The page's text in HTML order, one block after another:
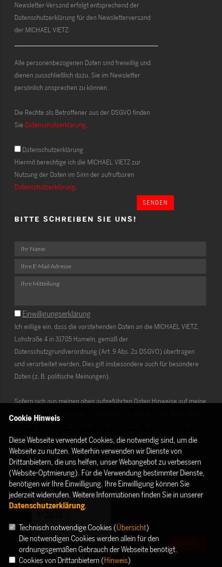
Newsletter-Versand erfolgt entsprechend der
Datenschutzerklärung für den Newsletterversand
der MICHAEL VIETZ.
Alle personenbezogenen Daten sind freiwillig und
dienen ausschließlich dazu, Sie im Newsletter
persönlich ansprechen zu können.
Die Rechte als Betroffener aus der DSGVO finden
Sie Datenschutzerklärung.
Datenschutzerklärung
Hiermit berechtige ich die MICHAEL VIETZ zur
Nutzung der Daten im Sinn der aufrufbaren
Datenschutzerklärung.
SENDEN
BITTE SCHREIBEN SIE UNS!
Einwilligungserklärung
Ich willige ein, dass die vorstehenden Daten an die MICHAEL VIETZ,
Lohstraße 4 in 31785 Hameln, gemäß der
Datenschutzgrundverordnung (Art. 9 Abs. 2a DSGVO) übertragen
und verarbeitet werden. Dies gilt insbesondere auch für besondere
Daten (z. B. politische Meinungen).
Sofern sich aus meinen oben aufgeführten Daten Hinweise auf meine
ethnische Herkunft, Religion, politische Einstellung oder Gesundheit
Die Rechte als Betroffener aus der DSGVO ( Datenschutzerklärung
habe ich gelesen und verstanden.
Cookie Hinweis
Diese Webseite verwendet Cookies, die notwendig sind, um die
Webseite zu nutzen. Weiterhin verwenden wir Dienste von
Drittanbietern, die uns helfen, unser Webangebot zu verbessern
(Website-Optmierung). Für die Verwendung bestimmter Dienste,
benötigen wir Ihre Einwilligung. Ihre Einwilligung können Sie
jederzeit widerrufen. Weitere Informationen finden Sie in unserer
Datenschutzerklärung.
Technisch notwendige Cookies (Übersicht)
Die notwendigen Cookies werden allein für den
ordnungsgemäßen Gebrauch der Webseite benötigt.
Cookies von Drittanbietern (Hinweis)